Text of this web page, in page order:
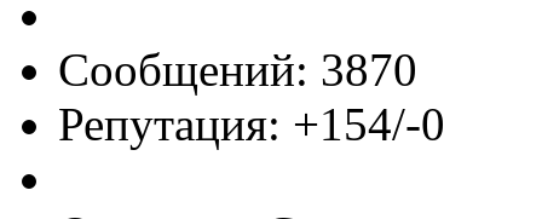
Сообщений: 3870
Репутация: +154/-0